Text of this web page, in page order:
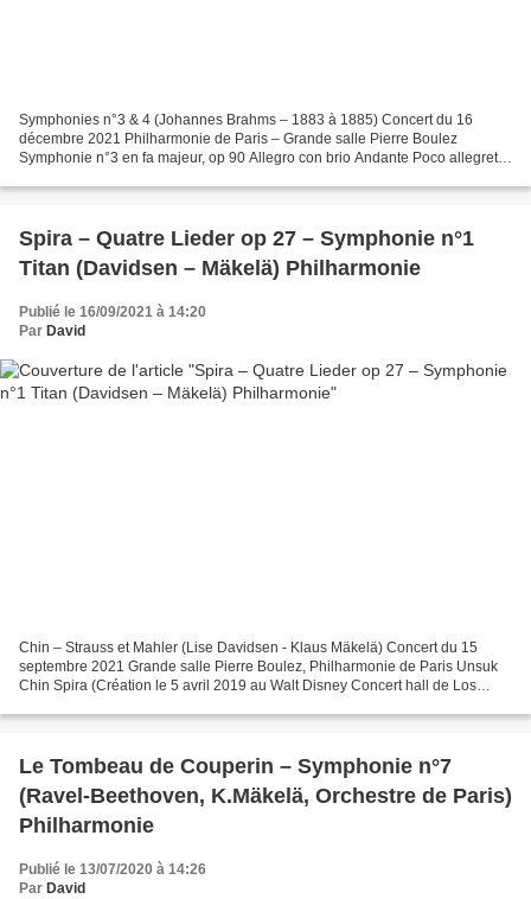
Symphonies n°3 & 4 (Johannes Brahms – 1883 à 1885) Concert du 16
décembre 2021 Philharmonie de Paris – Grande salle Pierre Boulez
Symphonie n°3 en fa majeur, op 90 Allegro con brio Andante Poco allegretto
Spira – Quatre Lieder op 27 – Symphonie n°1
Titan (Davidsen – Mäkelä) Philharmonie
Publié le 16/09/2021 à 14:20
Par David
Chin – Strauss et Mahler (Lise Davidsen - Klaus Mäkelä) Concert du 15
septembre 2021 Grande salle Pierre Boulez, Philharmonie de Paris Unsuk
Chin Spira (Création le 5 avril 2019 au Walt Disney Concert hall de Los
Le Tombeau de Couperin – Symphonie n°7
(Ravel-Beethoven, K.Mäkelä, Orchestre de Paris)
Philharmonie
Publié le 13/07/2020 à 14:26
Par David